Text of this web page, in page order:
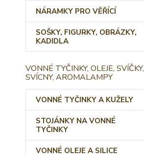
NÁRAMKY PRO VĚŘÍCÍ
SOŠKY, FIGURKY, OBRÁZKY,
KADIDLA
VONNÉ TYČINKY, OLEJE, SVÍČKY,
SVÍCNY, AROMALAMPY
VONNÉ TYČINKY A KUŽELY
STOJÁNKY NA VONNÉ
TYČINKY
VONNÉ OLEJE A SILICE